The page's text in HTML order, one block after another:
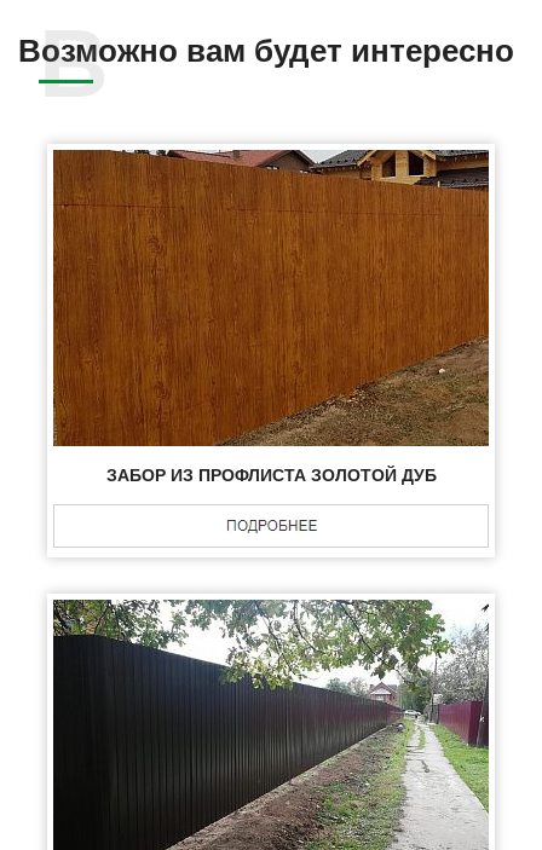
Возможно вам будет интересно
ЗАБОР ИЗ ПРОФЛИСТА ЗОЛОТОЙ ДУБ